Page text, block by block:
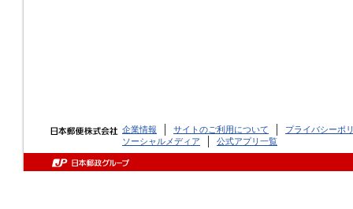
企業情報 サイトのご利用について
プライバシーポ
ソーシャルメディア
公式アプリ一覧